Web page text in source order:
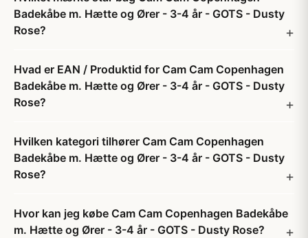
Badekåbe m. Hætte og Ører - 3-4 år - GOTS - Dusty
Rose?
Hvad er EAN / Produktid for Cam Cam Copenhagen
Badekåbe m. Hætte og Ører - 3-4 år - GOTS - Dusty
Rose?
Hvilken kategori tilhører Cam Cam Copenhagen
Badekåbe m. Hætte og Ører - 3-4 år - GOTS - Dusty
Rose?
Hvor kan jeg købe Cam Cam Copenhagen Badekåbe
m. Hætte og Ører - 3-4 år - GOTS - Dusty Rose?